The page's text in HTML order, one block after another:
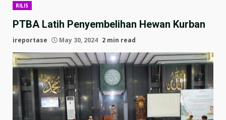
RILIS
PTBA Latih Penyembelihan Hewan Kurban
ireportase May 30, 2024 2 min read